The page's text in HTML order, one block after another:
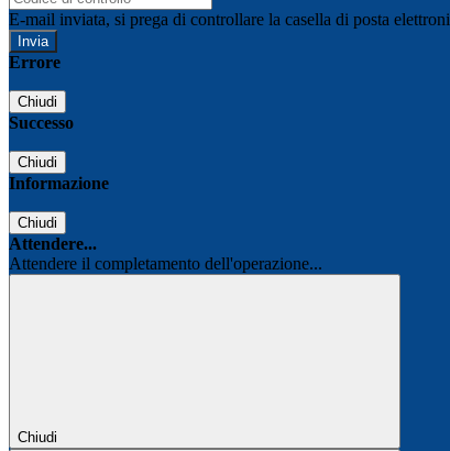
E-mail inviata, si prega di controllare la casella di posta
Errore
Chiudi
Successo
Chiudi
Informazione
Chiudi
Attendere...
Attendere il completamento dell'operazione...
Chiudi